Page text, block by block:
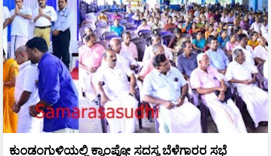
ಕುಂಡಂಗುಳಿಯಲ್ಲಿ ಕ್ಯಾಂಪ್ಕೋ ಸದಸ್ಯ ಬೆಳೆಗಾರರ ಸಭೆ